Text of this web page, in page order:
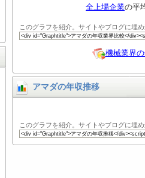
全上場企業の平
このグラフを紹介。サイトやブログに埋
機械業界
アマダの年収推移
このグラフを紹介。サイトやブログに埋